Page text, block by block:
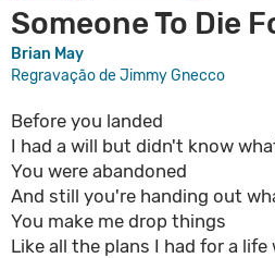
Someone To Die
Brian May
Regravação de Jimmy Gnecco
Before you landed
I had a will but didn't know
You were abandoned
And still you're handing out
You make me drop things
Like all the plans I had for a